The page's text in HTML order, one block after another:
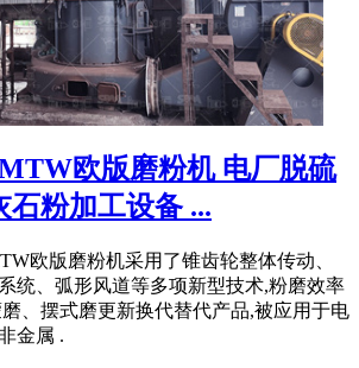
欧版磨粉机 电厂脱硫
石粉加工设备 ...
欧版磨粉机采用了锥齿轮整体传动、
统、弧形风道等多项新型技术,粉磨效率
、摆式磨更新换代替代产品,被应用于电
金属 .